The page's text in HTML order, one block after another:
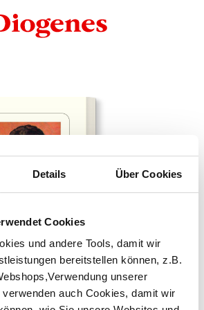
Details Über Cookies
Cookies
und andere Tools, damit wir
bereitstellen können, z.B.
unserer
auch Cookies, damit wir